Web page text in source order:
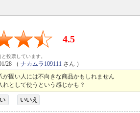
4.5
投票しています。
28 （ナカムラ109111 さん ）
固い人には不向きな商品かもしれません
として使うという感じかも？
いいえ